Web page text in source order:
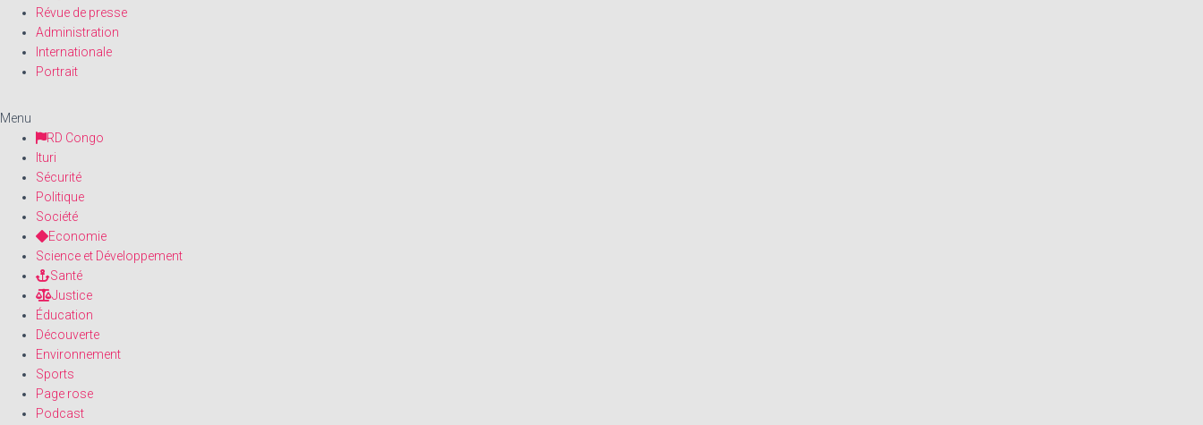
Révue de presse
Administration
Internationale
Portrait
Menu
RD Congo
Ituri
Sécurité
Politique
Société
Economie
Science et Développement
Santé
Justice
Éducation
Découverte
Environnement
Sports
Page rose
Podcast